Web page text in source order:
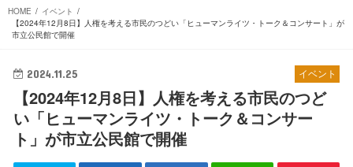
HOME
イベント
【2024年12月8日】人権を考える市民のつどい「ヒューマンライツ・トーク＆コンサート」が
市立公民館で開催
イベント
2024.11.25
【2024年12月8日】人権を考える市民のつど
い「ヒューマンライツ・トーク＆コンサー
ト」が市立公民館で開催